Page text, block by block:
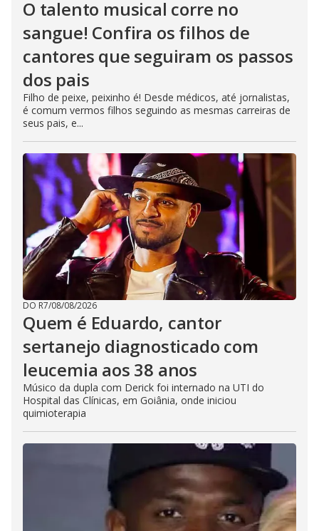
O talento musical corre no
sangue! Confira os filhos de
cantores que seguiram os passos
dos pais
Filho de peixe, peixinho é! Desde médicos, até jornalistas,
é comum vermos filhos seguindo as mesmas carreiras de
seus pais, e...
DO R7/08/08/2026
Quem é Eduardo, cantor
sertanejo diagnosticado com
leucemia aos 38 anos
Músico da dupla com Derick foi internado na UTI do
Hospital das Clínicas, em Goiânia, onde iniciou
quimioterapia